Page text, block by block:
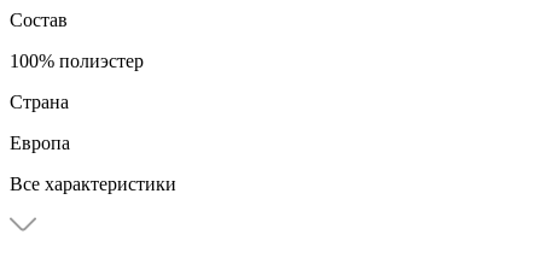
Состав
100% полиэстер
Страна
Европа
Все характеристики